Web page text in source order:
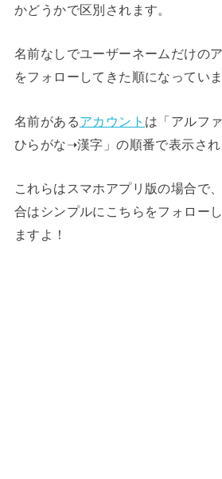
かどうかで区別されます。
名前なしでユーザーネームだけの
をフォローしてきた順になっていま
名前があるアカウント は「アルフ
ひらがな➝漢字」の順番で表示され
これらはスマホアプリ版の場合で
合はシンプルにこちらをフォロー
ますよ！